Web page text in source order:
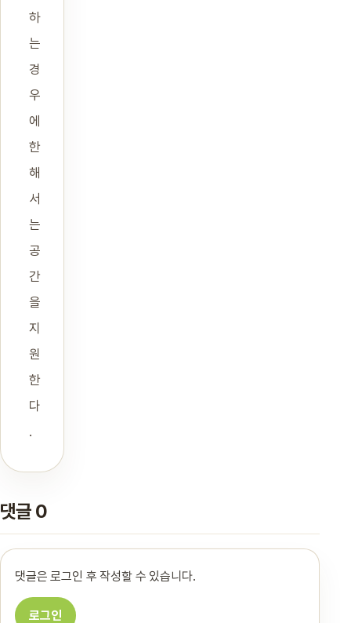
하
는
경
우
에
한
해
서
는
공
간
을
지
원
한
다
.
댓글 0
댓글은 로그인 후 작성할 수 있습니다.
로그인